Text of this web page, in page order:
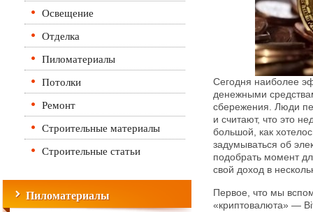
Освещение
Отделка
Пиломатериалы
Потолки
Ремонт
Строительные материалы
Строительные статьи
Пиломатериалы
Сегодня наиболее
денежными
сбережения. Люди
и считают, что это
большой, как
задумываться об
подобрать момент
свой доход в
Первое, что мы
«криптовалюта» —